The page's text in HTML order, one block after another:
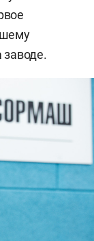
заводе.